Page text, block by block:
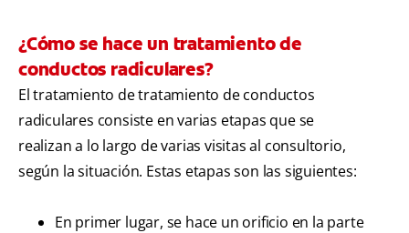
¿Cómo se hace un tratamiento de
conductos radiculares?
El tratamiento de tratamiento de conductos
radiculares consiste en varias etapas que se
realizan a lo largo de varias visitas al consultorio,
según la situación. Estas etapas son las siguientes:
En primer lugar, se hace un orificio en la parte